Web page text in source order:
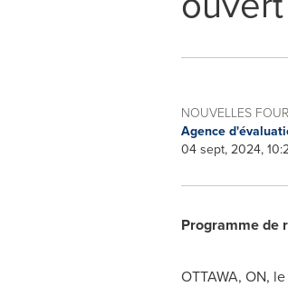
NOUVELLES
Agence
04 sept, 2024,
Programme de
OTTAWA, ON, le